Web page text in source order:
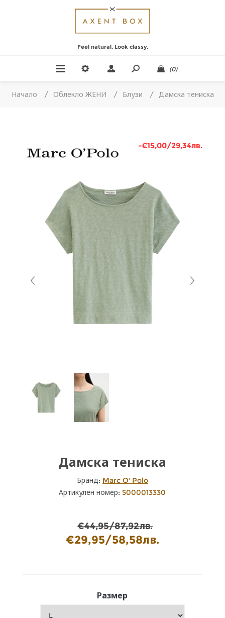
Feel natural. Look classy.
(0)
Начало / Облекло ЖЕНИ / Блузи / Дамска тениска
-€15,00/29,34лв.
Дамска тениска
Бранд: Marc O' Polo
Артикулен номер: 5000013330
€44,95/87,92лв.
€29,95/58,58лв.
Размер